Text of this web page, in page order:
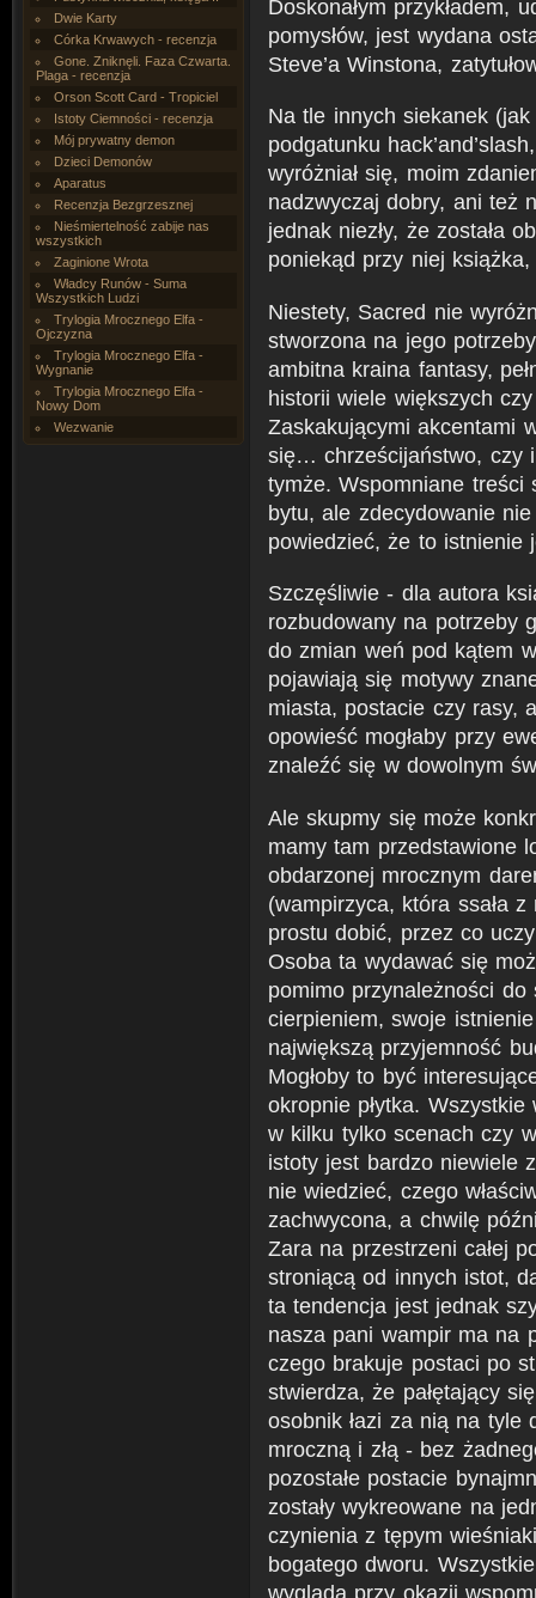
Dwie Karty
Córka Krwawych - recenzja
Gone. Zniknęli. Faza Czwarta.
Plaga - recenzja
Orson Scott Card - Tropiciel
Istoty Ciemności - recenzja
Mój prywatny demon
Dzieci Demonów
Aparatus
Recenzja Bezgrzesznej
Nieśmiertelność zabije nas
wszystkich
Zaginione Wrota
Władcy Runów - Suma
Wszystkich Ludzi
Trylogia Mrocznego Elfa -
Ojczyzna
Trylogia Mrocznego Elfa -
Wygnanie
Trylogia Mrocznego Elfa -
Nowy Dom
Wezwanie
Doskonałym przykładem,
pomysłów, jest wydana
Steve’a Winstona,
Na tle innych siekanek
podgatunku
wyróżniał się, moim
nadzwyczaj dobry, ani też
jednak niezły, że została
poniekąd przy niej
Niestety, Sacred nie
stworzona na jego
ambitna kraina fantasy,
historii wiele większych
Zaskakującymi akcentami
się… chrześcijaństwo, czy
tymże. Wspomniane
bytu, ale zdecydowanie
powiedzieć, że to istnienie
Szczęśliwie - dla autora
rozbudowany na potrzeby
do zmian weń pod kątem
pojawiają się motywy
miasta, postacie czy rasy,
opowieść mogłaby przy
znaleźć się w dowolnym
Ale skupmy się może
mamy tam przedstawione
obdarzonej mrocznym
(wampirzyca, która ssała
prostu dobić, przez co
Osoba ta wydawać się
pomimo przynależności
cierpieniem, swoje
największą przyjemność
Mogłoby to być
okropnie płytka.
w kilku tylko scenach czy
istoty jest bardzo niewiele
nie wiedzieć, czego
zachwycona, a chwilę
Zara na przestrzeni całej
stroniącą od innych istot,
ta tendencja jest jednak
nasza pani wampir ma na
czego brakuje postaci po
stwierdza, że pałętający
osobnik łazi za nią na tyle
mroczną i złą - bez
pozostałe postacie
zostały wykreowane na
czynienia z tępym
bogatego dworu.
wygląda przy okazji